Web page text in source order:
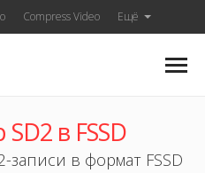
Compress Video Ещё
в FSSD
в формат FSSD